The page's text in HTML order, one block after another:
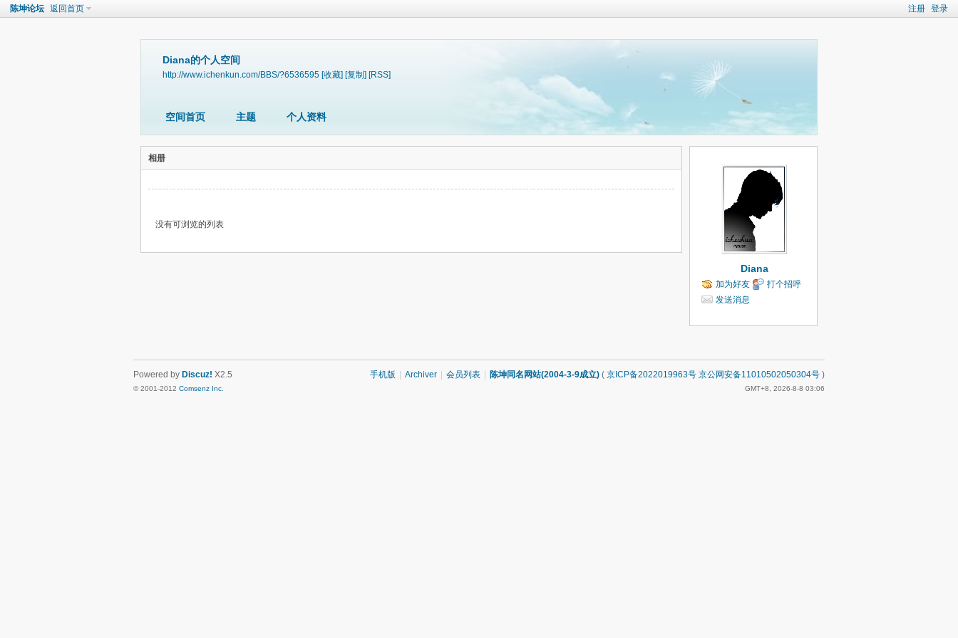
注册 登录
陈坤论坛 返回首页
Diana的个人空间
http://www.ichenkun.com/BBS/?6536595 [收藏] [复制] [RSS]
空间首页 主题 个人资料
相册
没有可浏览的列表
Diana
加为好友
打个招呼
发送消息
手机版 Archiver 会员列表 陈坤同名网站(2004-3-9成立) ( 京ICP备2022019963号 京公网安备11010502050304号 )
GMT+8, 2026-8-8 03:06
Powered by Discuz! X2.5
© 2001-2012 Comsenz Inc.